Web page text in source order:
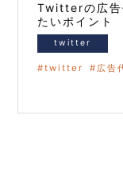
Twitterの広告
たいポイント
twitter
twitter 広告